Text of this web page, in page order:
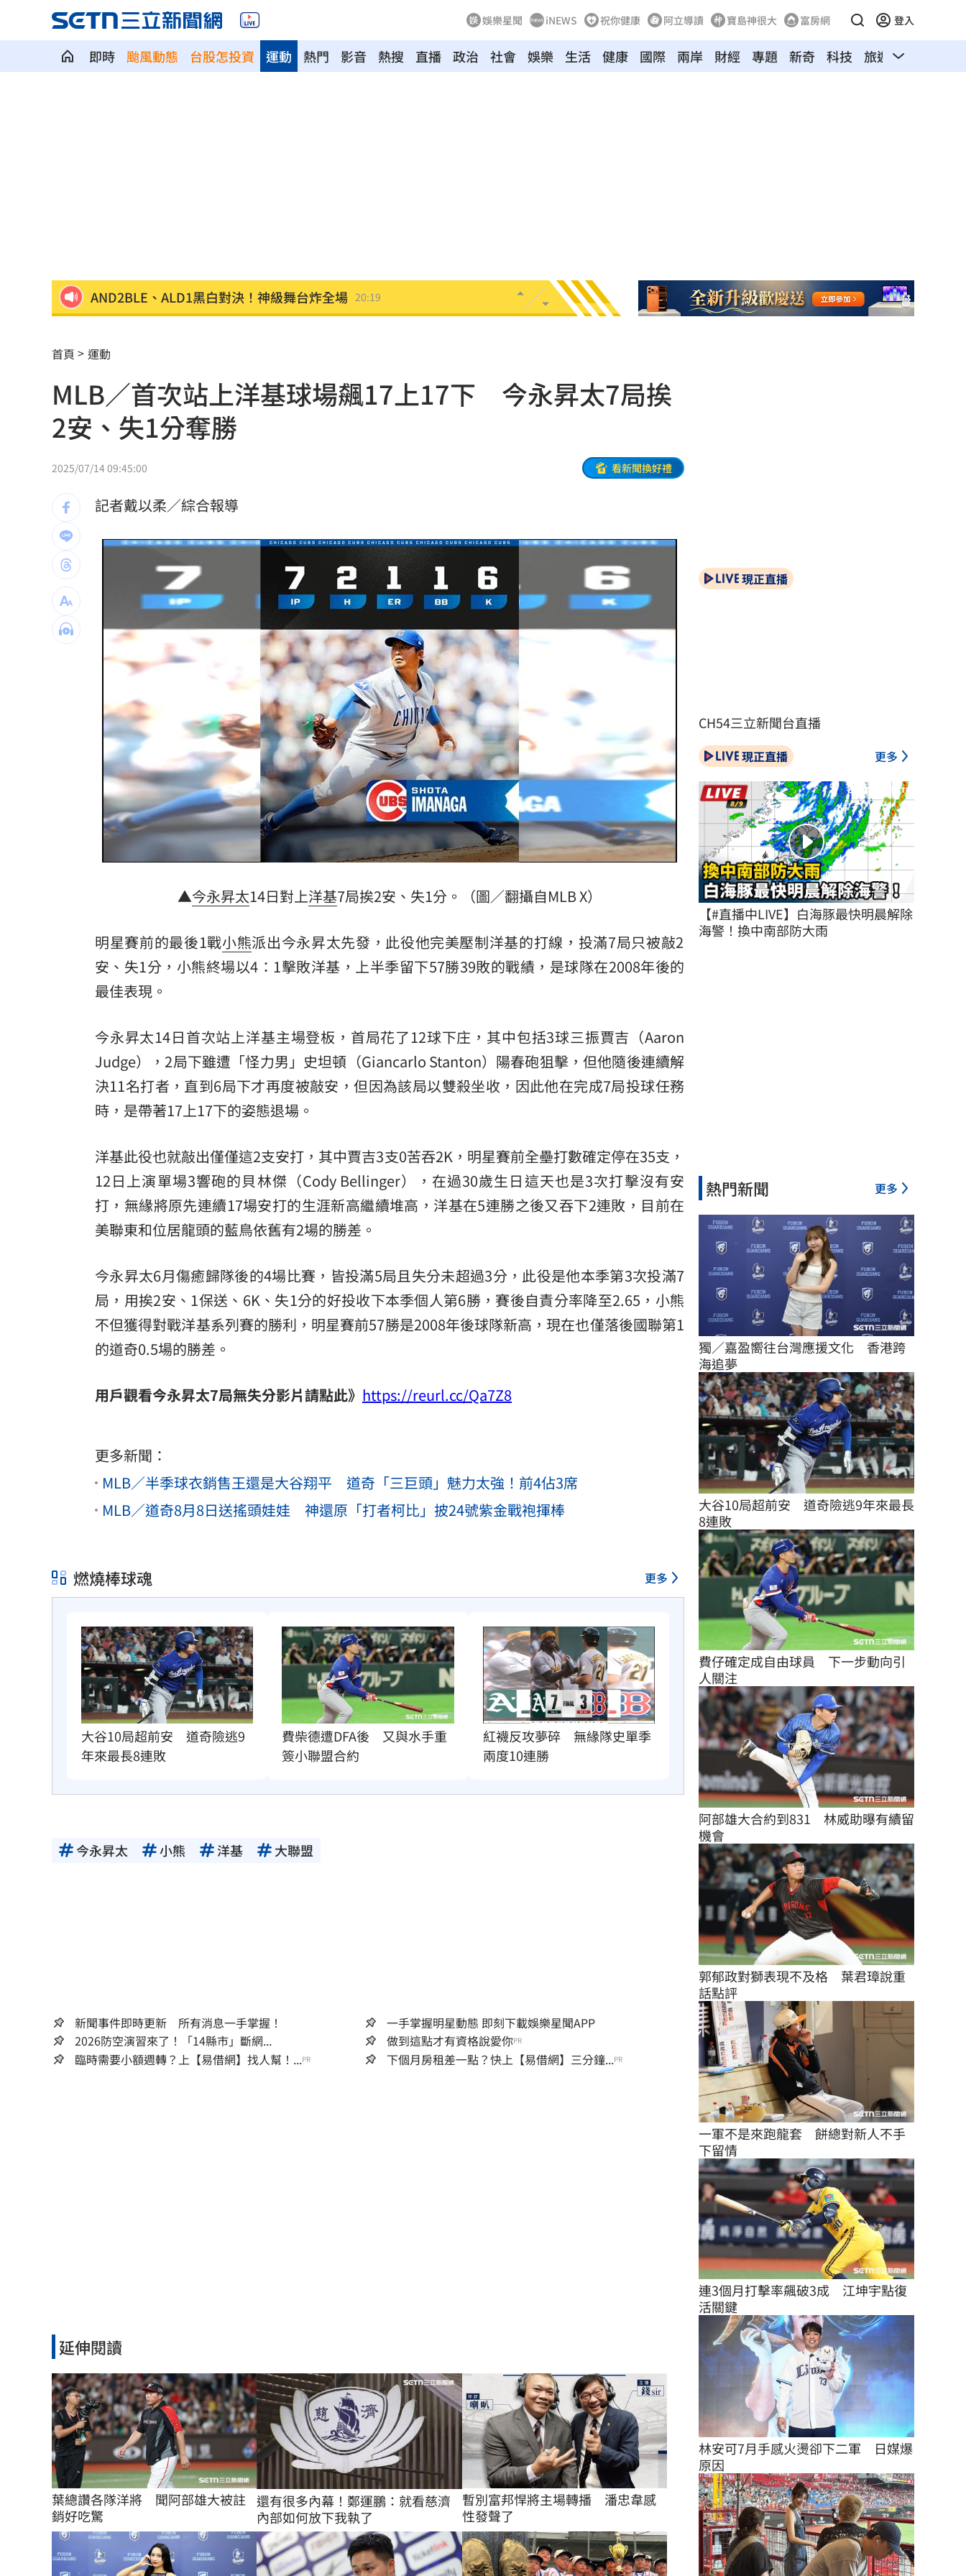
娛樂星聞 iNEWS 祝你健康 阿立導讀 寶島神很大 富房網 登入
即時 颱風動態 台股怎投資 熱門 影音 熱搜 直播 政治 社會 娛樂 生活 健康 國際 兩岸
運動 財經 專題 新奇 科技 旅遊 汽車
AND2BLE、ALD1黑白對決！神級舞台炸全場 20:19
產蛋量下降 本週「蛋價漲3元」
KISS OF LIFE飆唱 秀經典擦汗全場瘋掉 20:08
台股7月大回檔！0050申購額再破紀錄
2000人堵教堂搶看C羅婚禮 竟是超大烏龍
禾伸堂、南電出關日 處置股新規風險曝
女股神加碼狂掃台積電！外媒揭全因這巨頭 19:53
想吃清淡！他搭機點「這特殊餐」傻眼了 19:51
買房3年才知「蜘蛛人住我家」屋主超傻眼 19:47
生日變親人忌日！直升機慶祝墜機4人罹難 19:47
台中小五童遭同學踢下體腫2倍大 判賠金曝 19:42
粉絲輕生後首露面！西村力演唱會狀態超好 19:33
阿信慘跌 親洩言承旭吳建豪周渝民真面目 19:33
台灣彩券開獎直播中 20:31
LIVE三立+24小時直播 15:27
三立iNEWS新聞台線上直播 18:00
商場戰國來臨 台中「頂奢大道」逐漸成形 12:00
「拍片人的多重宇宙」職涯論壇9/12登場！ 10:30
8國球員齊聚高雄 Formosa 7s掀足球熱潮
首頁 運動
MLB／首次站上洋基球場飆17上17下 今永昇太7局挨
2安、失1分奪勝
2025/07/14 09:45:00 看新聞換好禮
記者戴以柔／綜合報導
▲今永昇太14日對上洋基7局挨2安、失1分。（圖／翻攝自MLB X）
明星賽前的最後1戰小熊派出今永昇太先發，此役他完美壓制洋基的打線，投滿7局只被敲2
安、失1分，小熊終場以4：1擊敗洋基，上半季留下57勝39敗的戰績，是球隊在2008年後的
最佳表現。
今永昇太14日首次站上洋基主場登板，首局花了12球下庄，其中包括3球三振賈吉（Aaron
Judge），2局下雖遭「怪力男」史坦頓（Giancarlo Stanton）陽春砲狙擊，但他隨後連續解
決11名打者，直到6局下才再度被敲安，但因為該局以雙殺坐收，因此他在完成7局投球任務
時，是帶著17上17下的姿態退場。
洋基此役也就敲出僅僅這2支安打，其中賈吉3支0苦吞2K，明星賽前全壘打數確定停在35支，
12日上演單場3響砲的貝林傑（Cody Bellinger），在過30歲生日這天也是3次打擊沒有安
打，無緣將原先連續17場安打的生涯新高繼續堆高，洋基在5連勝之後又吞下2連敗，目前在
美聯東和位居龍頭的藍鳥依舊有2場的勝差。
今永昇太6月傷癒歸隊後的4場比賽，皆投滿5局且失分未超過3分，此役是他本季第3次投滿7
局，用挨2安、1保送、6K、失1分的好投收下本季個人第6勝，賽後自責分率降至2.65，小熊
不但獲得對戰洋基系列賽的勝利，明星賽前57勝是2008年後球隊新高，現在也僅落後國聯第1
的道奇0.5場的勝差。
用戶觀看今永昇太7局無失分影片請點此》 https://reurl.cc/Qa7Z8
更多新聞：
MLB／半季球衣銷售王還是大谷翔平 道奇「三巨頭」魅力太強！前4佔3席
MLB／道奇8月8日送搖頭娃娃 神還原「打者柯比」披24號紫金戰袍揮棒
燃燒棒球魂 更多
大谷10局超前安　道奇險逃9
年來最長8連敗
費柴德遭DFA後　又與水手重
簽小聯盟合約
紅襪反攻夢碎　無緣隊史單季
兩度10連勝
今永昇太 小熊 洋基 大聯盟
新聞事件即時更新 所有消息一手掌握！
一手掌握明星動態 即刻下載娛樂星聞APP
2026防空演習來了！「14縣市」斷網...
做到這點才有資格說愛你PR
臨時需要小額週轉？上【易借網】找人幫！...PR 下個月房租差一點？快上【易借網】三分鐘...PR
延伸閱讀
葉總讚各隊洋將　聞阿部雄大被註
銷好吃驚
還有很多內幕！鄭運鵬：就看慈濟
內部如何放下我執了
暫別富邦悍將主場轉播　潘忠韋感
性發聲了
現正直播
CH54三立新聞台直播
現正直播 更多
【#直播中LIVE】白海豚最快明晨解除
海警！換中南部防大雨
熱門新聞 更多
獨／嘉盈嚮往台灣應援文化　香港跨
海追夢
大谷10局超前安　道奇險逃9年來最長
8連敗
費仔確定成自由球員　下一步動向引
人關注
阿部雄大合約到831　林威助曝有續留
機會
郭郁政對獅表現不及格　葉君璋說重
話點評
一軍不是來跑龍套　餅總對新人不手
下留情
連3個月打擊率飆破3成　江坤宇點復
活關鍵
林安可7月手感火燙卻下二軍　日媒爆
原因